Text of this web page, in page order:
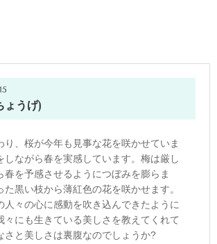
ょうげ)
、桜が今年も見事な花を咲かせていま
しながら春を実感しています。梅は厳し
春を予感させるようにつぼみを膨らま
た黒い枝から薄紅色の花を咲かせます。
人々の心に感動を吹き込んできたように
々にも生きている美しさを教えてくれて
さと美しさは裏腹なのでしょうか?